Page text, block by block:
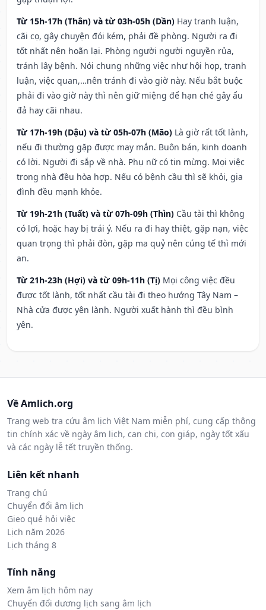
Từ 15h-17h (Thân) và từ 03h-05h (Dần) Hay tranh luận,
cãi cọ, gây chuyện đói kém, phải đề phòng. Người ra đi
tốt nhất nên hoãn lại. Phòng người người nguyền rủa,
tránh lây bệnh. Nói chung những việc như hội họp, tranh
luận, việc quan,…nên tránh đi vào giờ này. Nếu bắt buộc
phải đi vào giờ này thì nên giữ miệng để hạn ché gây ẩu
đả hay cãi nhau.
Từ 17h-19h (Dậu) và từ 05h-07h (Mão) Là giờ rất tốt lành,
nếu đi thường gặp được may mắn. Buôn bán, kinh doanh
có lời. Người đi sắp về nhà. Phụ nữ có tin mừng. Mọi việc
trong nhà đều hòa hợp. Nếu có bệnh cầu thì sẽ khỏi, gia
đình đều mạnh khỏe.
Từ 19h-21h (Tuất) và từ 07h-09h (Thìn) Cầu tài thì không
có lợi, hoặc hay bị trái ý. Nếu ra đi hay thiệt, gặp nạn, việc
quan trọng thì phải đòn, gặp ma quỷ nên cúng tế thì mới
an.
Từ 21h-23h (Hợi) và từ 09h-11h (Tị) Mọi công việc đều
được tốt lành, tốt nhất cầu tài đi theo hướng Tây Nam –
Nhà cửa được yên lành. Người xuất hành thì đều bình
yên.
Về Amlich.org
Trang web tra cứu âm lịch Việt Nam miễn phí, cung cấp thông
tin chính xác về ngày âm lịch, can chi, con giáp, ngày tốt xấu
và các ngày lễ tết truyền thống.
Liên kết nhanh
Trang chủ
Chuyển đổi âm lịch
Gieo quẻ hỏi việc
Lịch năm 2026
Lịch tháng 8
Tính năng
Xem âm lịch hôm nay
Chuyển đổi dương lịch sang âm lịch